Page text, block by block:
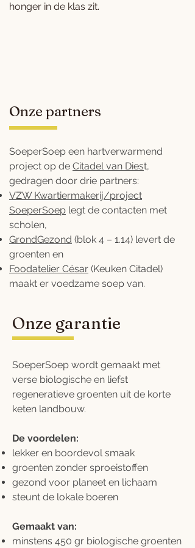
honger in de klas zit. ​
Onze partners
SoeperSoep een hartverwarmend
project op de Citadel van Diest,
gedragen door drie partners:
VZW Kwartiermakerij/project
SoeperSoep legt de contacten met
scholen,
GrondGezond (blok 4 – 1.14) levert de
groenten en
Foodatelier César (Keuken Citadel)
maakt er voedzame soep van.
Onze garantie
SoeperSoep wordt gemaakt met
verse biologische en liefst
regeneratieve groenten uit de korte
keten landbouw.
De voordelen:
lekker en boordevol smaak
groenten zonder sproeistoffen
gezond voor planeet en lichaam
steunt de lokale boeren
Gemaakt van:
minstens 450 gr biologische groenten